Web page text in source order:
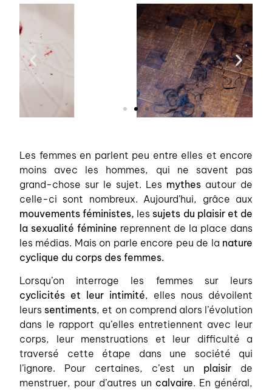
Les femmes en parlent peu entre elles et encore
moins avec les hommes, qui ne savent pas
grand-chose sur le sujet. Les mythes autour de
celle-ci sont nombreux. Aujourd’hui, grâce aux
mouvements féministes, les sujets du plaisir et de
la sexualité féminine reprennent de la place dans
les médias. Mais on parle encore peu de la nature
cyclique du corps des femmes.
Lorsqu’on interroge les femmes sur leurs
cyclicités et leur intimité, elles nous dévoilent
leurs sentiments, et on comprend alors l’évolution
dans le rapport qu’elles entretiennent avec leur
corps, leur menstruations et leur difficulté a
traversé cette étape dans une société qui
l’ignore. Pour certaines, c’est un plaisir de
menstruer, pour d’autres un calvaire. En général,